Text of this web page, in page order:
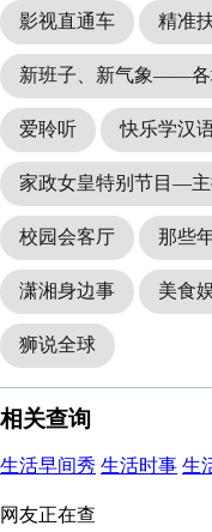
影视直通车 精准
新班子、新气象——各
爱聆听 快乐学汉
家政女皇特别节目—
校园会客厅 那些
潇湘身边事 美食
狮说全球
相关查询
生活早间秀 生活时事 生
网友正在查